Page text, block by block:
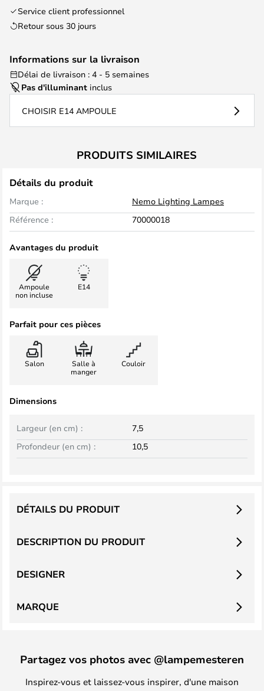
Service client professionnel
Retour sous 30 jours
Informations sur la livraison
Délai de livraison : 4 - 5 semaines
Pas d'illuminant inclus
CHOISIR E14 AMPOULE
PRODUITS SIMILAIRES
Détails du produit
Marque :
Nemo Lighting Lampes
Référence :
70000018
Avantages du produit
Ampoule
non incluse
E14
Parfait pour ces pièces
Salon
Salle à
manger
Couloir
Dimensions
Largeur (en cm) :
7,5
Profondeur (en cm) :
10,5
DESCRIPTION DU PRODUIT
DÉTAILS DU PRODUIT
DESIGNER
MARQUE
Partagez vos photos avec @lampemesteren
Inspirez-vous et laissez-vous inspirer, d'une maison